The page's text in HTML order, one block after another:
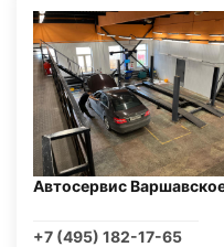
Автосервис
+7 (495) 182-17-65